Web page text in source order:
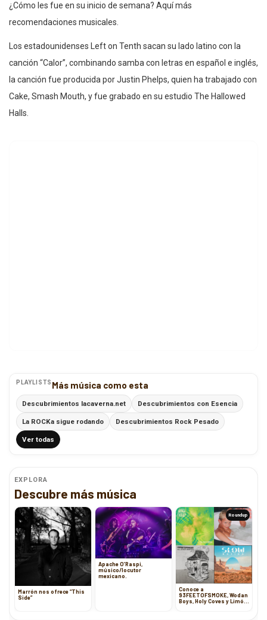
¿Cómo les fue en su inicio de semana? Aquí más
recomendaciones musicales.
Los estadounidenses Left on Tenth sacan su lado latino con la
canción “Calor”, combinando samba con letras en español e inglés,
la canción fue producida por Justin Phelps, quien ha trabajado con
Cake, Smash Mouth, y fue grabado en su estudio The Hallowed
Halls.
PLAYLISTS Más música como esta
Descubrimientos lacaverna.net Descubrimientos con Esencia
La ROCKa sigue rodando Descubrimientos Rock Pesado
Ver todas
EXPLORA
Descubre más música
Marrón nos ofrece “This
Side”
Apache O’Raspi,
músico/locutor
mexicano.
Roundup
Conoce a
93FEETOFSMOKE, Wodan
Boys, Holy Coves y Limón